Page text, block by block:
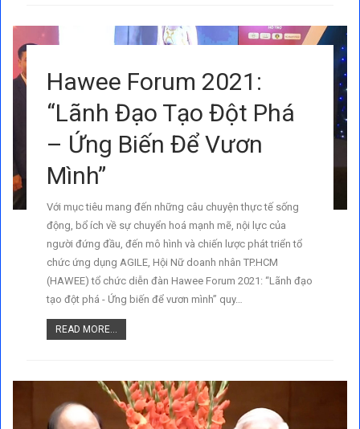
Hawee Forum 2021:
“Lãnh Đạo Tạo Đột Phá
– Ứng Biến Để Vươn
Mình”
Với mục tiêu mang đến những câu chuyện thực tế sống
động, bổ ích về sự chuyển hoá mạnh mẽ, nội lực của
người đứng đầu, đến mô hình và chiến lược phát triển tổ
chức ứng dụng AGILE, Hội Nữ doanh nhân TP.HCM
(HAWEE) tổ chức diễn đàn Hawee Forum 2021: “Lãnh đạo
tạo đột phá - Ứng biến để vươn mình” quy…
READ MORE...